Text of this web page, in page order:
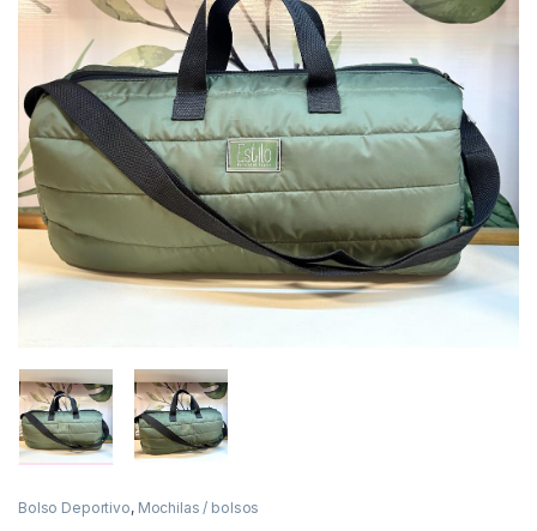
Bolso Deportivo, Mochilas / bolsos